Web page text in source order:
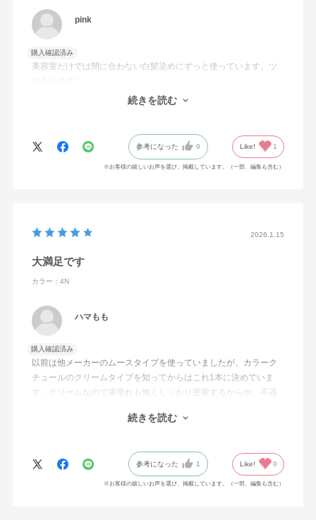
pink
購入確認済み
美容室だけでは間に合わない白髪染めにずっと使っています。ツ
またこのシリーズのシャンプーやコンディショナーなども使用し
続きを読む
参考になった 0 Like! 1
※お客様の嬉しいお声を選び、掲載しています。（一部、編集も含む）
2026.1.15
大満足です
カラー：4N
ハマもも
購入確認済み
以前は他メーカーのムースタイプを使っていましたが、カラーク
チュールのクリームタイプを知ってからはこれ1本に決めていま
す。クリームなので液垂れも無くしっかり密着するからか、不器
来、しかも染めた後のツヤ感と指通りの良さもgood!!色持ちも大満
続きを読む
参考になった 1 Like! 0
※お客様の嬉しいお声を選び、掲載しています。（一部、編集も含む）